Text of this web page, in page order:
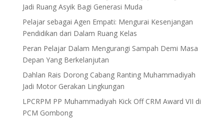
Jadi Ruang Asyik Bagi Generasi Muda
Pelajar sebagai Agen Empati: Mengurai Kesenjangan
Pendidikan dari Dalam Ruang Kelas
Peran Pelajar Dalam Mengurangi Sampah Demi Masa
Depan Yang Berkelanjutan
Dahlan Rais Dorong Cabang Ranting Muhammadiyah
Jadi Motor Gerakan Lingkungan
LPCRPM PP Muhammadiyah Kick Off CRM Award VII di
PCM Gombong